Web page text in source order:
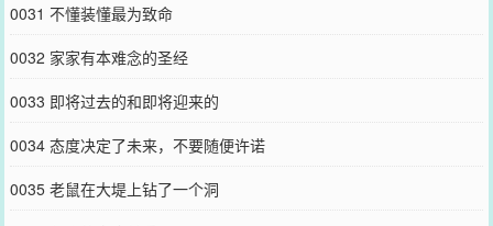
0031 不懂装懂最为致命
0032 家家有本难念的圣经
0033 即将过去的和即将迎来的
0034 态度决定了未来，不要随便许诺
0035 老鼠在大堤上钻了一个洞